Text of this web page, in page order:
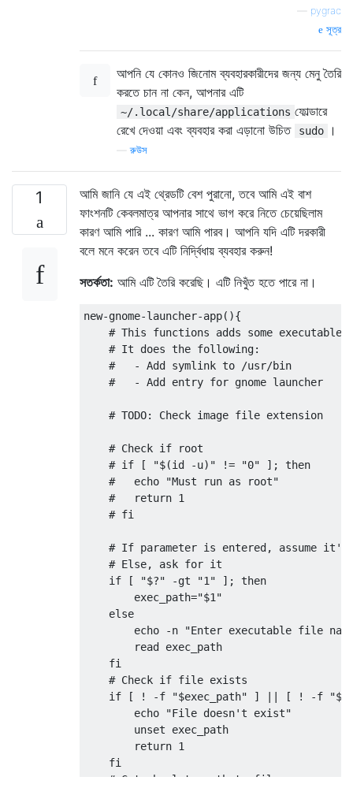
pygrac
সূত্র
আপনি যে কোনও জিনোম ব্যবহারকারীদের জন্য মেনু তৈরি
করতে চান না কেন, আপনার এটি
~/.local/share/applications ফোল্ডারে
রেখে দেওয়া এবং ব্যবহার করা এড়ানো উচিত
sudo ।
—রুউস
1
আমি জানি যে এই থ্রেডটি বেশ পুরানো, তবে আমি এই বাশ
ফাংশনটি কেবলমাত্র আপনার সাথে ভাগ করে নিতে চেয়েছিলাম
কারণ আমি পারি ... কারণ আমি পারব। আপনি যদি এটি দরকারী
বলে মনে করেন তবে এটি নির্দ্বিধায় ব্যবহার করুন!
সতর্কতা: আমি এটি তৈরি করেছি। এটি নিখুঁত হতে পারে না।
new-gnome-launcher-app(){
# This functions adds some executable
    # It does the following:
    #   - Add symlink to /usr/bin
    #   - Add entry for gnome launcher
    # TODO: Check image file extension
    # Check if root
    # if [ "$(id -u)" != "0" ]; then
    #   echo "Must run as root"
    #   return 1
    # fi
# If parameter is entered, assume
    # Else, ask for it
    if [ "$?" -gt "1" ]; then
        exec_path="$1"
    else
echo -n "Enter executable file
        read exec_path
    fi
    # Check if file exists
if [ ! -f "$exec_path" ] || [ ! -f
        echo "File doesn't exist"
        unset exec_path
        return 1
    fi
    # Get absolute path to file